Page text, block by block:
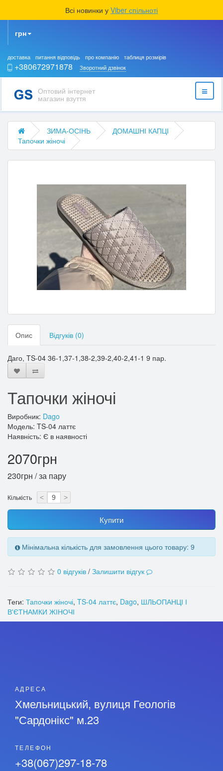
Всі новинки у Viber спільноті
грн
доставка питання відповідь про компанію таблиця розмірів
+380672971878 Зворотний дзвінок
Оптовий інтернет
магазин взуття
ЗИМА-ОСІНЬ
ДОМАШНІ КАПЦІ
Тапочки жіночі
Опис Відгуків (0)
Даго, TS-04 36-1,37-1,38-2,39-2,40-2,41-1 9 пар.
Тапочки жіночі
Виробник: Dago
Модель: TS-04 латтє
Наявність: Є в наявності
2070грн
230грн / за пару
Кількість < >
Купити
Мінімальна кількість для замовлення цього товару: 9
0 відгуків / Залишити відгук
Теги: Тапочки жіночі, TS-04 латтє, Dago, ШЛЬОПАНЦІ І
В'ЄТНАМКИ ЖІНОЧІ
АДРЕСА
Хмельницький, вулиця Геологів
"Сардонікс" м.23
ТЕЛЕФОН
+38(067)297-18-78